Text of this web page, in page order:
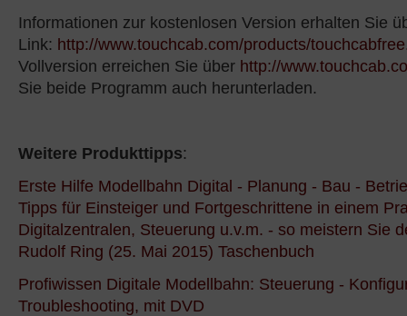
Informationen zur kostenlosen Version erhalten Sie
Link: http://www.touchcab.com/products/
Vollversion erreichen Sie über http://
Sie beide Programm auch herunterladen.
Weitere Produkttipps:
Erste Hilfe Modellbahn Digital - Planung - Bau -
Tipps für Einsteiger und Fortgeschrittene in einem
Digitalzentralen, Steuerung u.v.m. - so meistern Sie
Rudolf Ring (25. Mai 2015) Taschenbuch
Profiwissen Digitale Modellbahn: Steuerung -
Troubleshooting, mit DVD